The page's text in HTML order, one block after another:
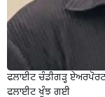
ਫਲਾਈਟ ਚੰਡੀਗੜ੍ਹ
ਫਲਾਈਟ ਖੁੰਝ ਗਈ